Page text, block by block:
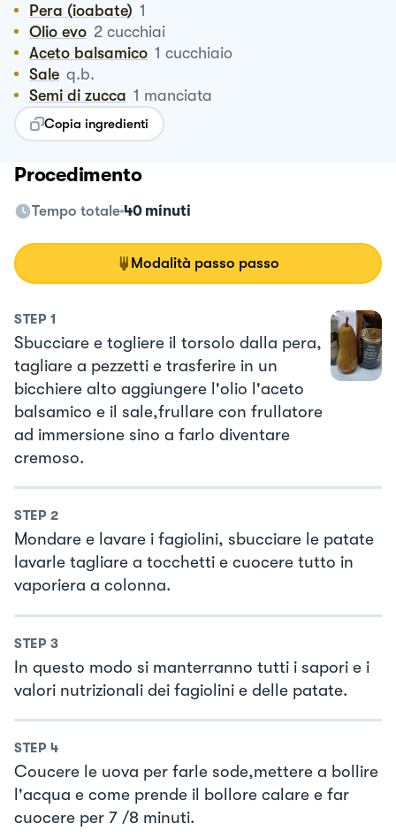
Pera (ioabate) 1
Olio evo 2 cucchiai
Aceto balsamico 1 cucchiaio
Sale q.b.
Semi di zucca 1 manciata
Copia ingredienti
Procedimento
Tempo totale 40 minuti
Modalità passo passo
STEP 1
Sbucciare e togliere il torsolo dalla pera,
tagliare a pezzetti e trasferire in un
bicchiere alto aggiungere l'olio l'aceto
balsamico e il sale,frullare con frullatore
ad immersione sino a farlo diventare
cremoso.
STEP 2
Mondare e lavare i fagiolini, sbucciare le patate
lavarle tagliare a tocchetti e cuocere tutto in
vaporiera a colonna.
STEP 3
In questo modo si manterranno tutti i sapori e i
valori nutrizionali dei fagiolini e delle patate.
STEP 4
Coucere le uova per farle sode,mettere a bollire
l'acqua e come prende il bollore calare e far
cuocere per 7 /8 minuti.